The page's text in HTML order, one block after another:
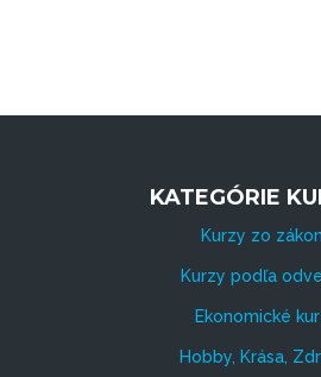
KATEGÓRIE
Kurzy zo
Kurzy podľa
Ekonomické
Hobby, Krása,